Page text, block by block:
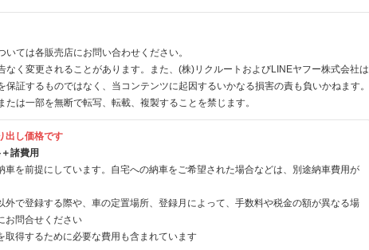
ては各販売店にお問い合わせください。
く変更されることがあります。また、(株)リクルートおよびLINEヤフー株式会社は
保証するものではなく、当コンテンツに起因するいかなる損害の責も負いかねます。
は一部を無断で転写、転載、複製することを禁じます。
出し価格です
諸費用
を前提にしています。自宅への納車をご希望された場合などは、別途納車費用が
で登録する際や、車の定置場所、登録月によって、手数料や税金の額が異なる場
お問合せください
得するために必要な費用も含まれています